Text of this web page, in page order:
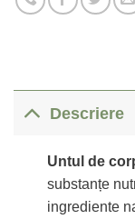
Descriere
Untul de
substanțe
ingrediente